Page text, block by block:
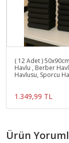
( 12 Adet )
Havlu , Berber
Havlusu, Sporcu
1.349,99 TL
Ürün